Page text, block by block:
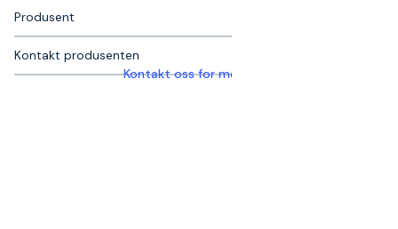
Produsent
Kontakt produsenten
Kontakt oss for mer informasjon